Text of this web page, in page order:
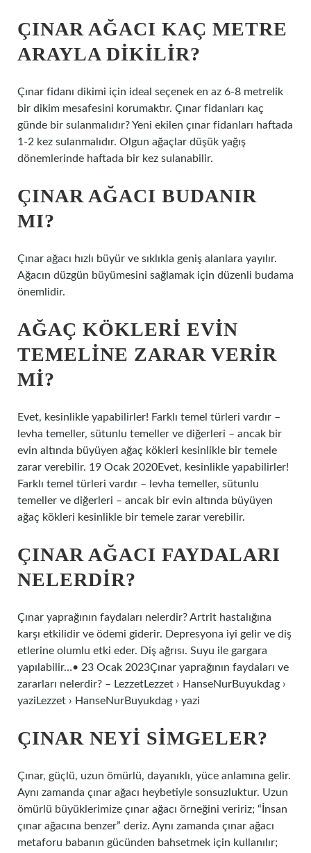
ÇINAR AĞACI KAÇ METRE
ARAYLA DIKILIR?
Çınar fidanı dikimi için ideal seçenek en az 6-8 metrelik
bir dikim mesafesini korumaktır. Çınar fidanları kaç
günde bir sulanmalıdır? Yeni ekilen çınar fidanları haftada
1-2 kez sulanmalıdır. Olgun ağaçlar düşük yağış
dönemlerinde haftada bir kez sulanabilir.
ÇINAR AĞACI BUDANIR
MI?
Çınar ağacı hızlı büyür ve sıklıkla geniş alanlara yayılır.
Ağacın düzgün büyümesini sağlamak için düzenli budama
önemlidir.
AĞAÇ KÖKLERI EVIN
TEMELINE ZARAR VERIR
MI?
Evet, kesinlikle yapabilirler! Farklı temel türleri vardır –
levha temeller, sütunlu temeller ve diğerleri – ancak bir
evin altında büyüyen ağaç kökleri kesinlikle bir temele
zarar verebilir. 19 Ocak 2020Evet, kesinlikle yapabilirler!
Farklı temel türleri vardır – levha temeller, sütunlu
temeller ve diğerleri – ancak bir evin altında büyüyen
ağaç kökleri kesinlikle bir temele zarar verebilir.
ÇINAR AĞACI FAYDALARI
NELERDIR?
Çınar yaprağının faydaları nelerdir? Artrit hastalığına
karşı etkilidir ve ödemi giderir. Depresyona iyi gelir ve diş
etlerine olumlu etki eder. Diş ağrısı. Suyu ile gargara
yapılabilir…• 23 Ocak 2023Çınar yaprağının faydaları ve
zararları nelerdir? – LezzetLezzet › HanseNurBuyukdag ›
yaziLezzet › HanseNurBuyukdag › yazi
ÇINAR NEYI SIMGELER?
Çınar, güçlü, uzun ömürlü, dayanıklı, yüce anlamına gelir.
Aynı zamanda çınar ağacı heybetiyle sonsuzluktur. Uzun
ömürlü büyüklerimize çınar ağacı örneğini veririz; “İnsan
çınar ağacına benzer” deriz. Aynı zamanda çınar ağacı
metaforu babanın gücünden bahsetmek için kullanılır;